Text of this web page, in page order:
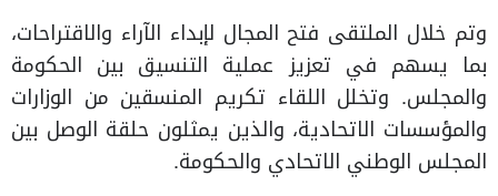
وتم خلال الملتقى فتح المجال لإبداء الآراء والاقتراحات،
بما يسهم في تعزيز عملية التنسيق بين الحكومة
والمجلس. وتخلل اللقاء تكريم المنسقين من الوزارات
والمؤسسات الاتحادية، والذين يمثلون حلقة الوصل بين
المجلس الوطني الاتحادي والحكومة.